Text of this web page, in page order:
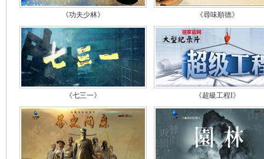
《功夫少林》 《尋味順德》
《七三一》 《超級工程I》